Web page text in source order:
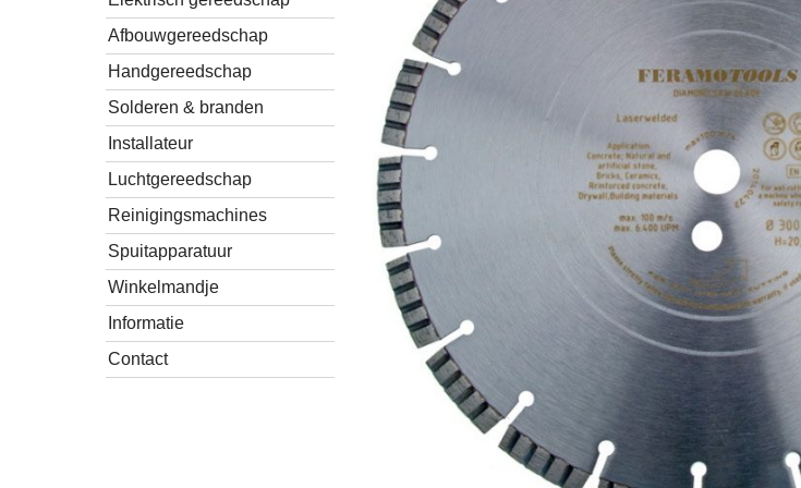
Afbouwgereedschap
Handgereedschap
Solderen & branden
Installateur
Luchtgereedschap
Reinigingsmachines
Spuitapparatuur
Winkelmandje
Informatie
Contact